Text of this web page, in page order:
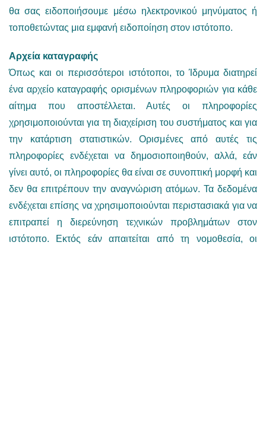
θα σας ειδοποιήσουμε μέσω ηλεκτρονικού μηνύματος ή
τοποθετώντας μια εμφανή ειδοποίηση στον ιστότοπο.
Αρχεία καταγραφής
Όπως και οι περισσότεροι ιστότοποι, το Ίδρυμα διατηρεί
ένα αρχείο καταγραφής ορισμένων πληροφοριών για κάθε
αίτημα που αποστέλλεται. Αυτές οι πληροφορίες
χρησιμοποιούνται για τη διαχείριση του συστήματος και για
την κατάρτιση στατιστικών. Ορισμένες από αυτές τις
πληροφορίες ενδέχεται να δημοσιοποιηθούν, αλλά, εάν
γίνει αυτό, οι πληροφορίες θα είναι σε συνοπτική μορφή και
δεν θα επιτρέπουν την αναγνώριση ατόμων. Τα δεδομένα
ενδέχεται επίσης να χρησιμοποιούνται περιστασιακά για να
επιτραπεί η διερεύνηση τεχνικών προβλημάτων στον
ιστότοπο. Εκτός εάν απαιτείται από τη νομοθεσία, οι